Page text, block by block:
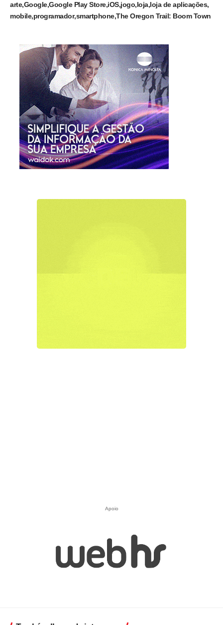
arte Google Google Play Store iOS jogo loja loja de aplicações
mobile programador smartphone The Oregon Trail: Boom Town
Apoio